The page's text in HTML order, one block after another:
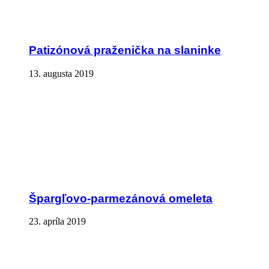
Patizónová praženička na slaninke
13. augusta 2019
Špargľovo-parmezánová omeleta
23. apríla 2019